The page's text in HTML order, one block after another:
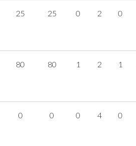
25 25 0 2 0
80 80 1 2 1
0 0 0 4 0